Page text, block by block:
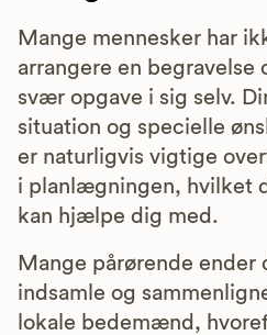
Mange mennesker har
arrangere en
svær opgave i sig selv.
situation og specielle
er naturligvis vigtige
i planlægningen, hvilket
kan hjælpe dig med.
Mange pårørende
indsamle og
lokale bedemænd,